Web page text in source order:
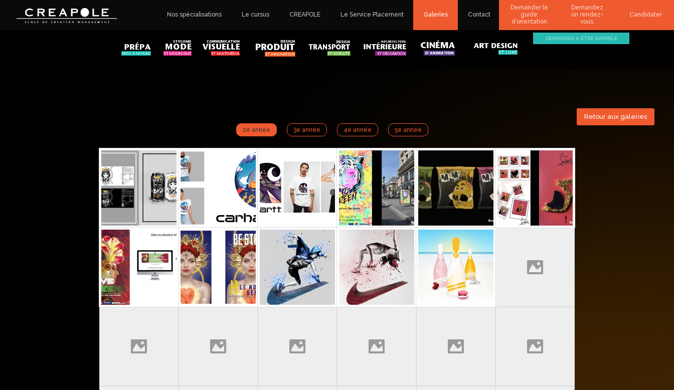
Nos spécialisations Le cursus CREAPOLE Le Service Placement Galeries Contact
Demander le
guide
d’orientation
Demandez
un rendez-
vous.
Candidater
DEMANDER À ÊTRE RAPPELÉ
Retour aux galeries
2e année 3e année 4e année 5e année